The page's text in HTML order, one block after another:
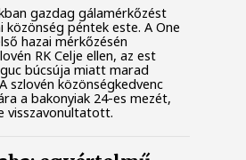
gazdag gálamérkőzést
péntek este. A One
hazai mérkőzésén
RK Celje ellen, az est
búcsúja miatt marad
szlovén közönségkedvenc
a bakonyiak 24-es mezét,
visszavonultatott.